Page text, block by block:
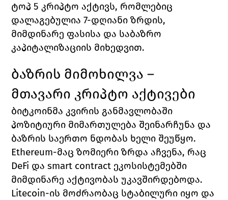
ტოპ 5 კრიპტო აქტივს, რომლებიც
დალაგებულია 7-დღიანი ზრდის,
მიმდინარე ფასისა და საბაზრო
კაპიტალიზაციის მიხედვით.
ბაზრის მიმოხილვა –
მთავარი კრიპტო აქტივები
ბიტკოინმა კვირის განმავლობაში
პოზიტიური მიმართულება შეინარჩუნა და
ბაზრის საერთო ნდობას ხელი შეუწყო.
Ethereum-მაც ზომიერი ზრდა აჩვენა, რაც
DeFi და smart contract ეკოსისტემებში
მიმდინარე აქტივობას უკავშირდებოდა.
Litecoin-ის მოძრაობაც სტაბილური იყო და